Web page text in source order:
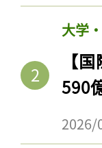
大学
【
590
2026/